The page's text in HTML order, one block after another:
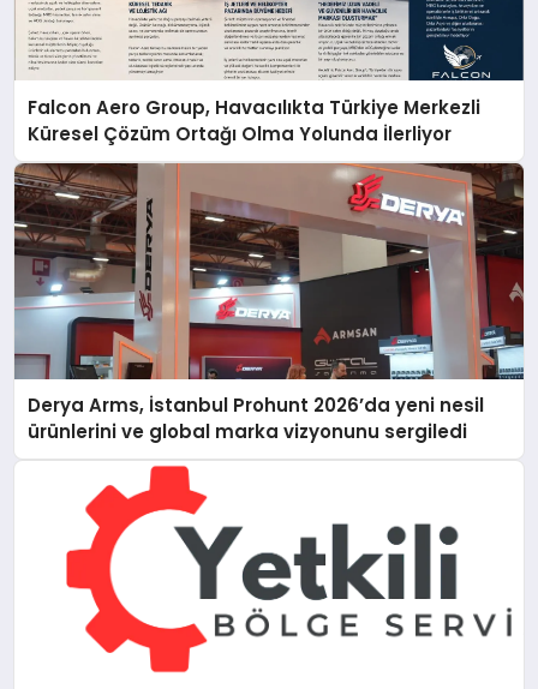
Falcon Aero Group, Havacılıkta Türkiye Merkezli
Küresel Çözüm Ortağı Olma Yolunda İlerliyor
Derya Arms, İstanbul Prohunt 2026’da yeni nesil
ürünlerini ve global marka vizyonunu sergiledi